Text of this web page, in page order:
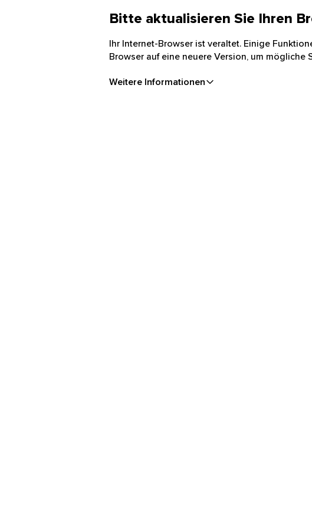
Bitte aktualisieren Sie Ihren
Ihr Internet-Browser ist veraltet. Einige
Browser auf eine neuere Version, um mögliche
Weitere Informationen